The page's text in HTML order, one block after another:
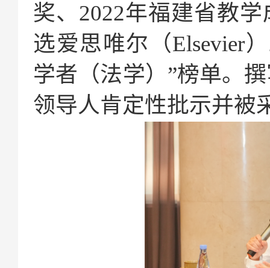
奖、2022年福建省教
选爱思唯尔（Elsevier
学者（法学）”榜单。
领导人肯定性批示并被